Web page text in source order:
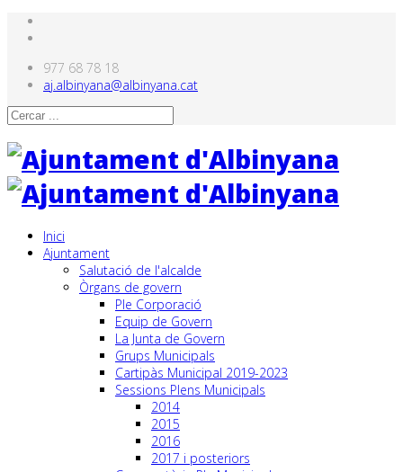
977 68 78 18
aj.albinyana@albinyana.cat
Inici
Ajuntament
Salutació de l'alcalde
Òrgans de govern
Ple Corporació
Equip de Govern
La Junta de Govern
Grups Municipals
Cartipàs Municipal 2019-2023
Sessions Plens Municipals
2014
2015
2016
2017 i posteriors